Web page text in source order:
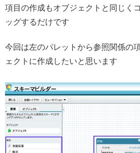
項目の作成もオブジェクトと同じく
ッグするだけです
今回は左のパレットから参照関係の
ェクトに作成したいと思います